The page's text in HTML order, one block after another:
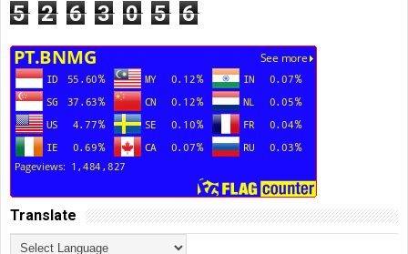
5 2 6 3 0 5 6
Translate